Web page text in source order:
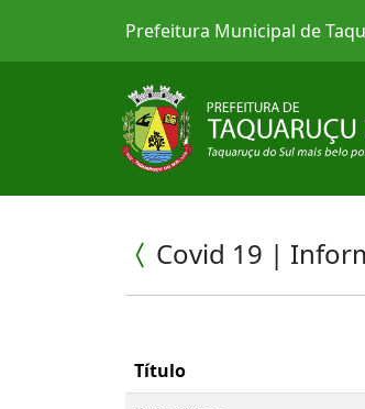
Prefeitura Municipal de
Covid 19 |
Título